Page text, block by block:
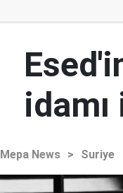
Mepa News > Suriye